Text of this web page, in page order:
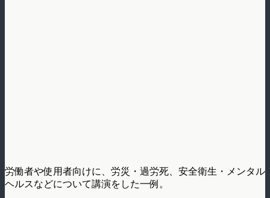
労働者や使用者向けに、労災・過労死、安全衛生・メンタル
ヘルスなどについて講演をした一例。